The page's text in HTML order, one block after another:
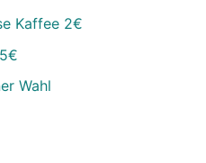
Kaffee 2€
Wahl